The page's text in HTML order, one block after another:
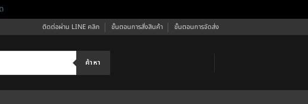
ติดต่อผ่าน LINE คลิก ขั้นตอนการสั่งสินค้า ขั้นตอนการจัดส่ง
ค้าหา